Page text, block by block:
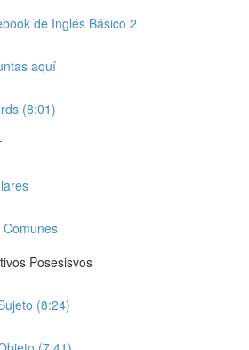
de Inglés Básico 2
aquí
(8:01)
Comunes
Posesisvos
(8:24)